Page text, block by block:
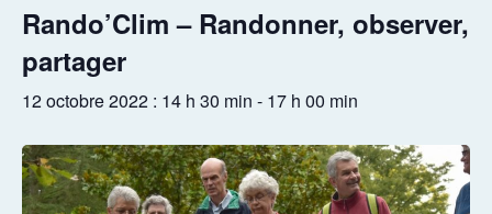
Rando’Clim – Randonner, observer,
partager
12 octobre 2022 : 14 h 30 min - 17 h 00 min